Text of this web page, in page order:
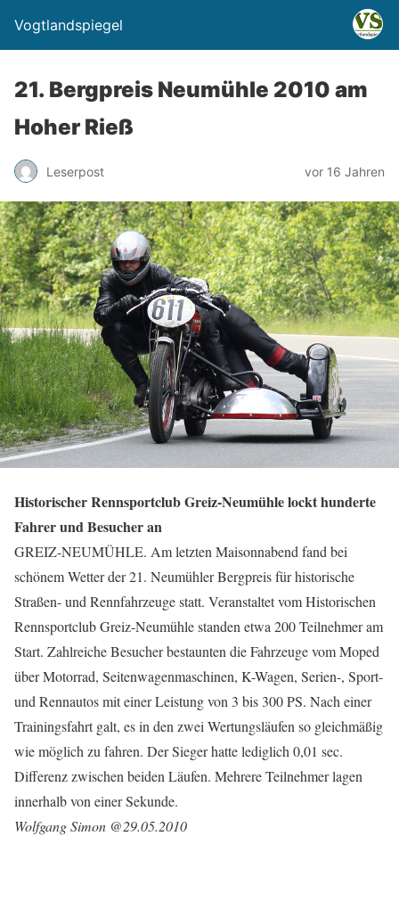
Vogtlandspiegel
21. Bergpreis Neumühle 2010 am
Hoher Rieß
Leserpost vor 16 Jahren
Historischer Rennsportclub Greiz-Neumühle lockt hunderte
Fahrer und Besucher an
GREIZ-NEUMÜHLE. Am letzten Maisonnabend fand bei
schönem Wetter der 21. Neumühler Bergpreis für historische
Straßen- und Rennfahrzeuge statt. Veranstaltet vom Historischen
Rennsportclub Greiz-Neumühle standen etwa 200 Teilnehmer am
Start. Zahlreiche Besucher bestaunten die Fahrzeuge vom Moped
über Motorrad, Seitenwagenmaschinen, K-Wagen, Serien-, Sport-
und Rennautos mit einer Leistung von 3 bis 300 PS. Nach einer
Trainingsfahrt galt, es in den zwei Wertungsläufen so gleichmäßig
wie möglich zu fahren. Der Sieger hatte lediglich 0,01 sec.
Differenz zwischen beiden Läufen. Mehrere Teilnehmer lagen
innerhalb von einer Sekunde.
Wolfgang Simon @29.05.2010